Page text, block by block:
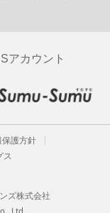
アカウント
護方針
ス
ズ株式会社